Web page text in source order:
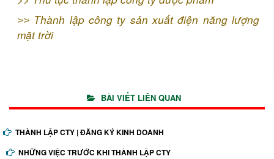
>> Thành lập công ty sản xuất điện năng lượng
mặt trời
BÀI VIẾT LIÊN QUAN
THÀNH LẬP CTY | ĐĂNG KÝ KINH DOANH
NHỮNG VIỆC TRƯỚC KHI THÀNH LẬP CTY